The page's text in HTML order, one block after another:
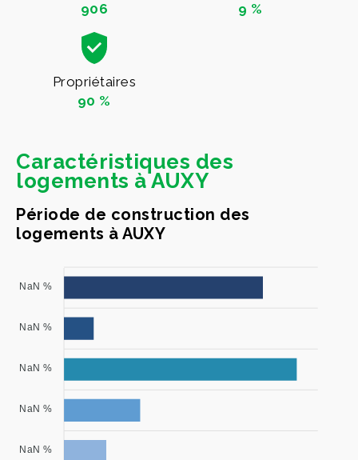
906
9 %
Propriétaires
90 %
Caractéristiques des
logements à AUXY
Période de construction des
logements à AUXY
NaN %
NaN %
NaN %
NaN %
NaN %